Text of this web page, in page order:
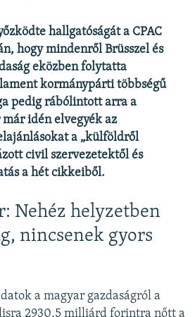
hallgatóságát a CPAC
hogy mindenről Brüsszel és
eközben folytatta
kormánypárti többségű
pedig rábólintott arra a
idén elvegyék az
a „külföldről
civil szervezetektől és
a hét cikkeiből.
Nehéz helyzetben
nincsenek gyors
a magyar gazdaságról a
2930,5 milliárd forintra nőtt a